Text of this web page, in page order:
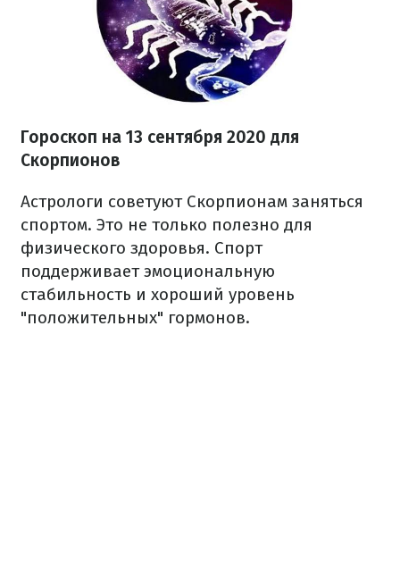
Гороскоп на 13 сентября 2020 для
Скорпионов
Астрологи советуют Скорпионам заняться
спортом. Это не только полезно для
физического здоровья. Спорт
поддерживает эмоциональную
стабильность и хороший уровень
"положительных" гормонов.